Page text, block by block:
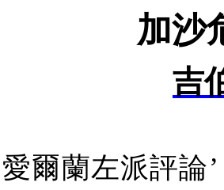
加沙
吉
爾蘭左派評論